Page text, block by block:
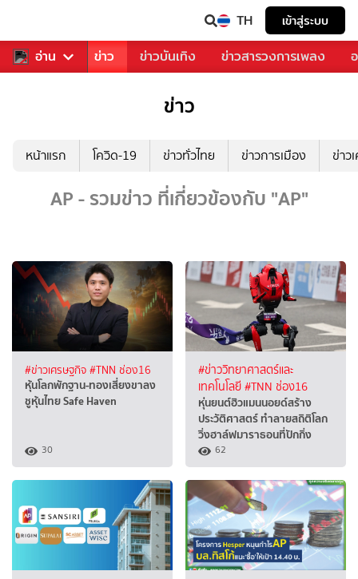
TH เข้าสู่ระบบ
อ่าน
คุณ กีฬา ข่าว ข่าวบันเทิง ข่าวสารวงการเพลง
ข่าว
หน้าแรก โควิด-19 ข่าวทั่วไทย ข่าวการเมือง ข่าว
AP - รวมข่าว ที่เกี่ยวข้องกับ "AP"
#ข่าวเศรษฐกิจ #TNN ช่อง16
หุ้นโลกพักฐาน-ทองเสี่ยงขาลง
ชูหุ้นไทย Safe Haven
30
#ข่าววิทยาศาสตร์และ
เทคโนโลยี#TNN ช่อง16
หุ่นยนต์ฮิวแมนนอยด์สร้าง
ประวัติศาสตร์ ทำลายสถิติโลก
วิ่งฮาล์ฟมาราธอนที่ปักกิ่ง
62